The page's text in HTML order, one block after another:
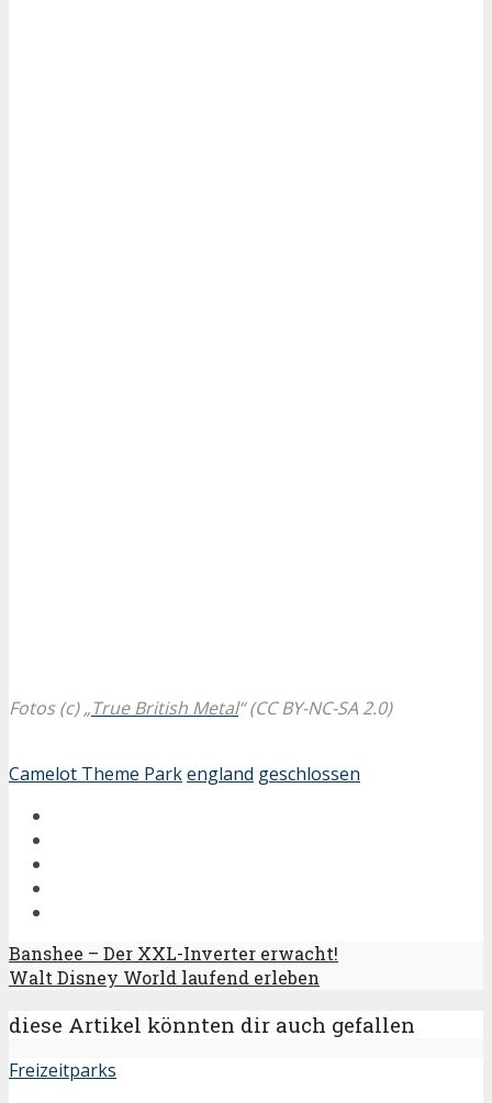
Fotos (c) „True British Metal“ (CC BY-NC-SA 2.0)
Camelot Theme Parkengland geschlossen
Banshee – Der XXL-Inverter erwacht!
Walt Disney World laufend erleben
diese Artikel könnten dir auch gefallen
Freizeitparks